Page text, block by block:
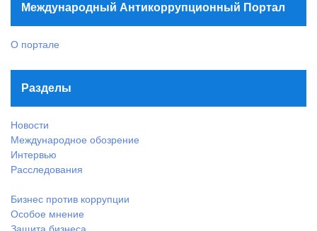
Международный Антикоррупционный Портал
О портале
Разделы
Новости
Международное обозрение
Интервью
Расследования
Бизнес против коррупции
Особое мнение
Защита бизнеса